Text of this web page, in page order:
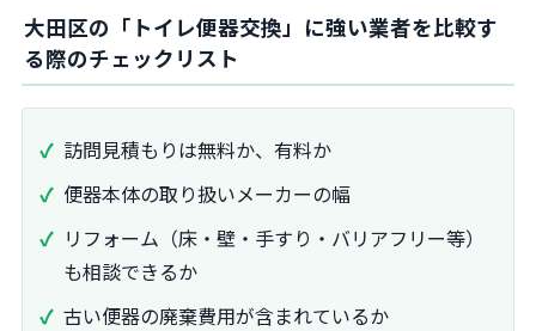
大田区の「トイレ便器交換」に強い業者を比較す
る際のチェックリスト
訪問見積もりは無料か、有料か
便器本体の取り扱いメーカーの幅
リフォーム（床・壁・手すり・バリアフリー等）
も相談できるか
古い便器の廃棄費用が含まれているか